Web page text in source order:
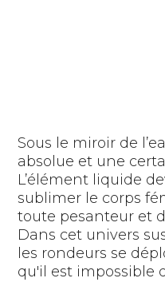
Sous le miroir de
absolue et une
L’élément liquide
sublimer le corps
toute pesanteur et
Dans cet univers
les rondeurs se
qu'il est impossible